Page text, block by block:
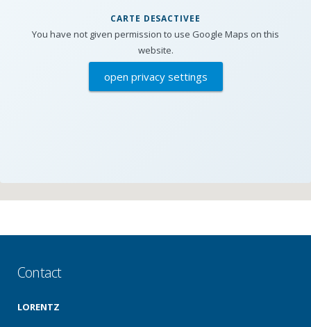
CARTE DESACTIVEE
You have not given permission to use Google Maps on this
website.
open privacy settings
Contact
LORENTZ